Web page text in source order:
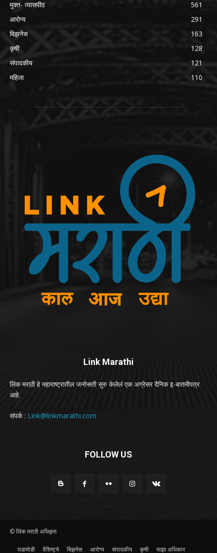
मुक्त- व्यासपीठ
561
आरोग्य
291
बिझनेस
163
कृषी
128
संपादकीय
121
महिला
110
Link Marathi
लिंक मराठी हे महाराष्ट्रातील जन्तेसती सुरु केलेलं एक अग्रेसर दैनिक इ-बातमीपत्र
आहे.
संपर्क : Link@linkmarathi.com
FOLLOW US
© लिंक मराठी अधिकृत
घडामोडी वैशिष्ट्ये बिझनेस आरोग्य संपादकीय कृषी माझा अधिकार